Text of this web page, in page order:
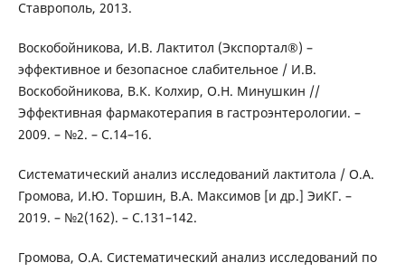
Ставрополь, 2013.
Воскобойникова, И.В. Лактитол (Экспортал®) –
эффективное и безопасное слабительное / И.В.
Воскобойникова, В.К. Колхир, О.Н. Минушкин //
Эффективная фармакотерапия в гастроэнтерологии. –
2009. – №2. – С.14–16.
Систематический анализ исследований лактитола / О.А.
Громова, И.Ю. Торшин, В.А. Максимов [и др.] ЭиКГ. –
2019. – №2(162). – С.131–142.
Громова, О.А. Систематический анализ исследований по